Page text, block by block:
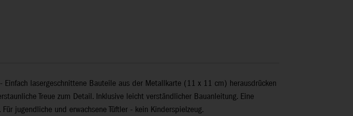
lasergeschnittene Bauteile aus der Metallkarte (11 x 11 cm) herausdrücken
Treue zum Detail. Inklusive leicht verständlicher Bauanleitung. Eine
jugendliche und erwachsene Tüftler - kein Kinderspielzeug.